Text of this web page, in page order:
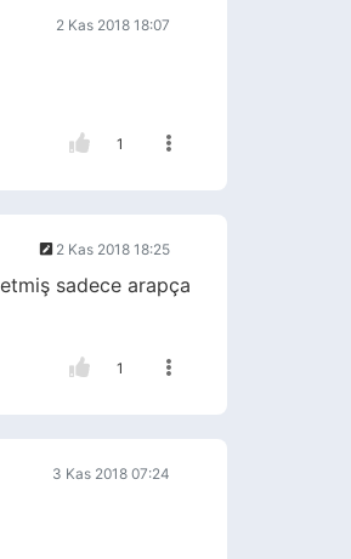
2 Kas 2018 18:07
1
2 Kas 2018 18:25
sadece arapça
1
3 Kas 2018 07:24